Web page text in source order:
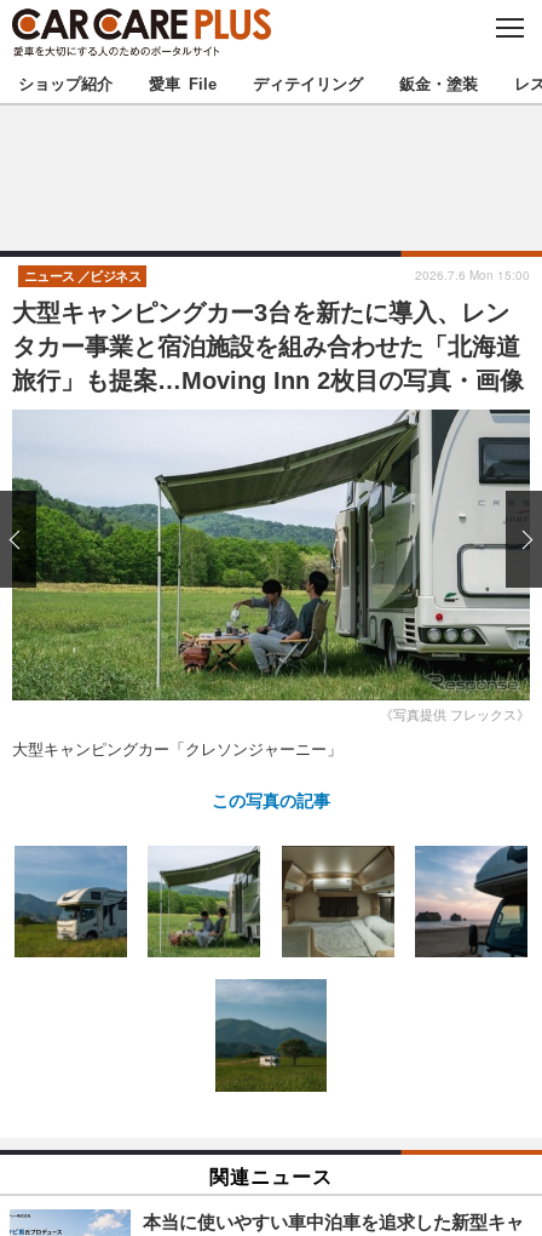
C
S
E
★カーケアプラス認定★ 厳選プロショップを地域から探す
甲信越 北陸
東海 関西
中国 四国
沖縄
注目の記事
ショップレポート 愛車 File
自動車豆知識 ストップ！不具合修理＆粗悪修理
鈑金・塗装
ディテイリング
ディテイリング 洗車
ヘッドライト磨き コーティング
フィルム・ラッピング
鈑金・塗装
小キズ直し 防錆
特集記事
ストップ 不具合修理＆粗悪修理
カーメーカー「旧車」関連プロジェ
クト
ショップ紹介
ショップレポート
レストア
カーメーカー「旧車」関連プロジ
インタビュー
イベント告知 イベントレポート
ショップ紹介 愛車 File ディテイリング 鈑金・塗装 レ
大型キャンピングカー3台を新たに導入、レン
タカー事業と宿泊施設を組み合わせた「北海道
旅行」も提案…Moving Inn 2枚目の写真・画像
ニュース ビジネス 2026.7.6 Mon 15:00
《写真提供 フレックス》
大型キャンピングカー「クレソンジャーニー」
この写真の記事
関連ニュース
本当に使いやすい車中泊車を追求した新型キャ